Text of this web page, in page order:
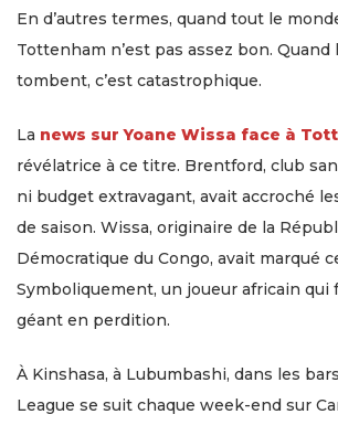
En d’autres termes, quand tout le
Tottenham n’est pas assez bon.
tombent, c’est catastrophique.
La news sur Yoane Wissa face à
révélatrice à ce titre. Brentford, club
ni budget extravagant, avait accroché
de saison. Wissa, originaire de la
Démocratique du Congo, avait marqué
Symboliquement, un joueur africain qui
géant en perdition.
À Kinshasa, à Lubumbashi, dans les
League se suit chaque week-end sur